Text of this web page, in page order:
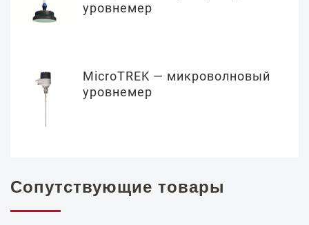
уровнемер
MicroTREK — микроволновый
уровнемер
Сопутствующие товары